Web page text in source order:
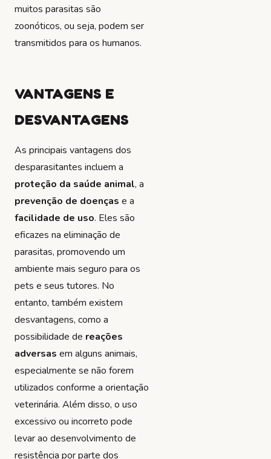
muitos parasitas são
zoonóticos, ou seja, podem ser
transmitidos para os humanos.
VANTAGENS E
DESVANTAGENS
As principais vantagens dos
desparasitantes incluem a
proteção da saúde animal, a
prevenção de doenças e a
facilidade de uso. Eles são
eficazes na eliminação de
parasitas, promovendo um
ambiente mais seguro para os
pets e seus tutores. No
entanto, também existem
desvantagens, como a
possibilidade de reações
adversas em alguns animais,
especialmente se não forem
utilizados conforme a orientação
veterinária. Além disso, o uso
excessivo ou incorreto pode
levar ao desenvolvimento de
resistência por parte dos